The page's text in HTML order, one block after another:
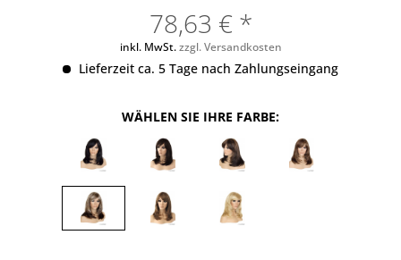
78,63 € *
inkl. MwSt.zzgl. Versandkosten
Lieferzeit ca. 5 Tage nach Zahlungseingang
WÄHLEN SIE IHRE FARBE: